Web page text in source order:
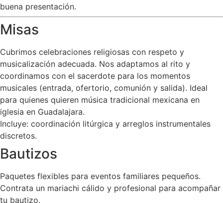
buena presentación.
Misas
Cubrimos celebraciones religiosas con respeto y
musicalización adecuada. Nos adaptamos al rito y
coordinamos con el sacerdote para los momentos
musicales (entrada, ofertorio, comunión y salida). Ideal
para quienes quieren música tradicional mexicana en
iglesia en Guadalajara.
Incluye: coordinación litúrgica y arreglos instrumentales
discretos.
Bautizos
Paquetes flexibles para eventos familiares pequeños.
Contrata un mariachi cálido y profesional para acompañar
tu bautizo.